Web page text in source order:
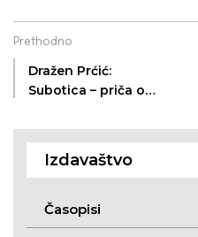
Prethodno
Dražen Prćić:
Subotica – priča o
Izdavaštvo
Časopisi